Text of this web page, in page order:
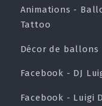
Animations -
Tattoo
Décor de ballons
Facebook - DJ
Facebook - Luigi